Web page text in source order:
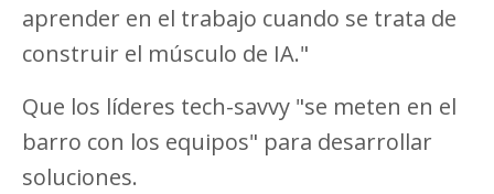
aprender en el trabajo cuando se trata de
construir el músculo de IA."
Que los líderes tech-savvy "se meten en el
barro con los equipos" para desarrollar
soluciones.